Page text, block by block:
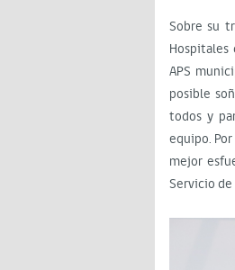
Sobre su
APS
posible
todos y
equipo.
mejor
Servicio